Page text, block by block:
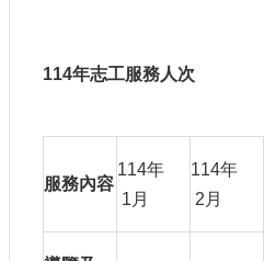
114年志工服務人次
服務內容
114年
1月
114年
2月